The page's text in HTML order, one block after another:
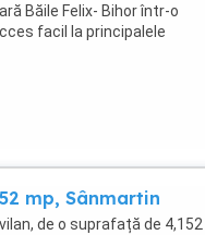
Băile Felix- Bihor într-o
facil la principalele
mp, Sânmartin
de o suprafață de 4,152